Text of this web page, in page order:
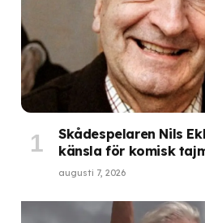
Skådespelaren Nils
känsla för komisk
augusti 7, 2026